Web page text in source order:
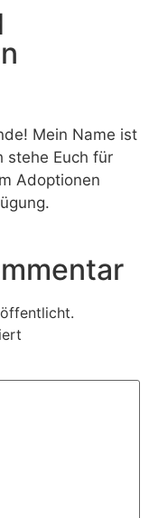
Mein Name ist
stehe Euch für
Adoptionen